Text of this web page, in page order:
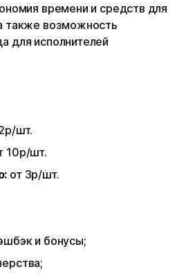
времени и средств для
также возможность
для исполнителей
шт.
10р/шт.
от 3р/шт.
и бонусы;